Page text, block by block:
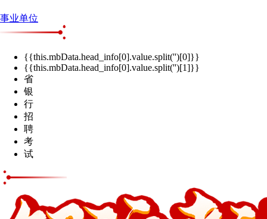
事业单位
{{this.mbData.head_info[0].value.split('')[0]}}
{{this.mbData.head_info[0].value.split('')[1]}}
省
银
行
招
聘
考
试